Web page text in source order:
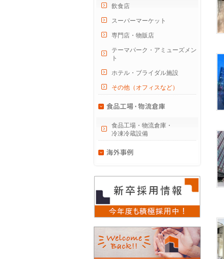
飲食店
スーパーマーケット
専門店・物販店
テーマパーク・アミューズメン
ト
ホテル・ブライダル施設
その他（オフィスなど）
食品工場・物流倉庫・
冷凍冷蔵設備